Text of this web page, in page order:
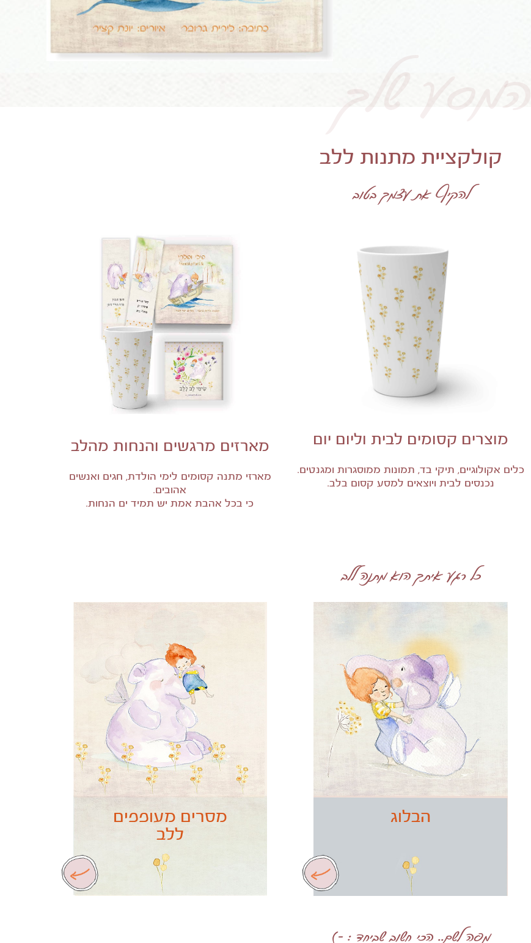
המסע שלך
קולקציית מתנות ללב
להקיף את עצמך בטוב
מוצרים קסומים לבית וליום יום
כלים אקולוגיים, תיקי בד, תמונות ממוסגרות ומגנטים.
נכנסים לבית ויוצאים למסע קסום בלב.
מארזים מרגשים והנחות מהלב
מארזי מתנה קסומים לימי הולדת, חגים ואנשים
אהובים.
כי בכל אהבת אמת יש תמיד ים הנחות.
כל רגע איתך הוא מתנה ללב
הבלוג
מסרים מעופפים
ללב
מפה לשם.. הכי חשוב שביחד : -)